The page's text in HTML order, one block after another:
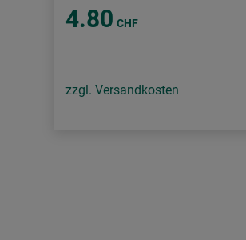
4.80 CHF
zzgl. Versandkosten